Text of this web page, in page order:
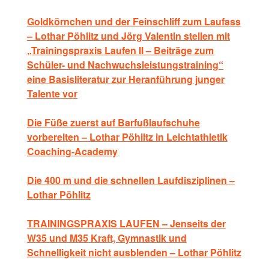
Goldkörnchen und der Feinschliff zum Laufass
– Lothar Pöhlitz und Jörg Valentin stellen mit
„Trainingspraxis Laufen II – Beiträge zum
Schüler- und Nachwuchsleistungstraining“
eine Basisliteratur zur Heranführung junger
Talente vor
Die Füße zuerst auf Barfußlaufschuhe
vorbereiten – Lothar Pöhlitz in Leichtathletik
Coaching-Academy
Die 400 m und die schnellen Laufdisziplinen –
Lothar Pöhlitz
TRAININGSPRAXIS LAUFEN – Jenseits der
W35 und M35 Kraft, Gymnastik und
Schnelligkeit nicht ausblenden – Lothar Pöhlitz